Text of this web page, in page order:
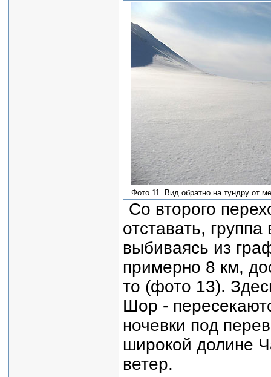
Фото 11. Вид обратно на тундру от
Со второго
отставать,
выбиваясь из
примерно 8 км,
то (фото 13).
Шор -
ночевки под
широкой долине
ветер.